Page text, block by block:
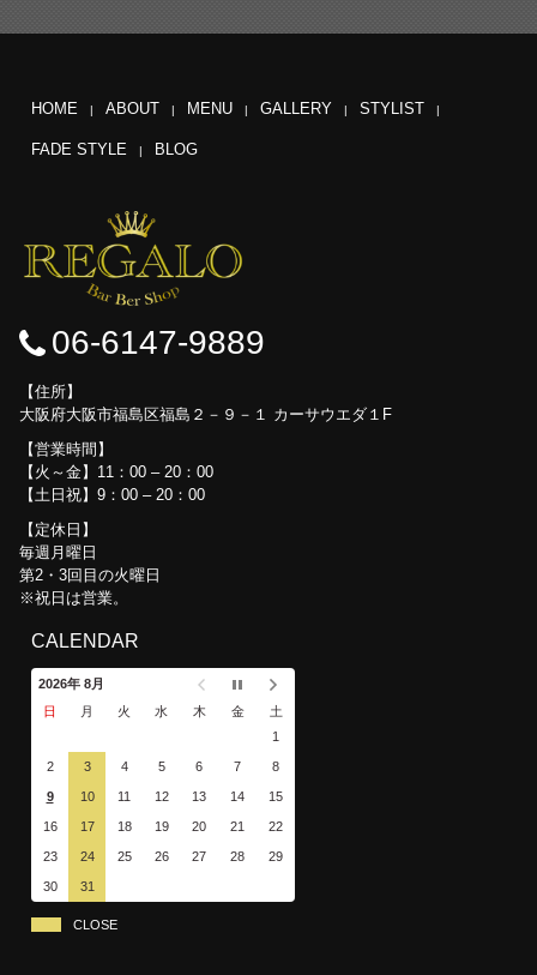
HOME ABOUT MENU GALLERY STYLIST
FADE STYLE BLOG
06-6147-9889
住所
大阪府大阪市福島区福島２－９－１ カーサウエダ１F
営業時間
【火～金】11：00 – 20：00
【土日祝】9：00 – 20：00
定休日
毎週月曜日
第2・3回目の火曜日
※祝日は営業。
CALENDAR
2026年 8月
日
月 火 水 木 金
土
1
2 3 4 5 6 7 8
9 10 11 12 13 14 15
16 17 18 19 20 21 22
23 24 25 26 27 28 29
30 31
CLOSE